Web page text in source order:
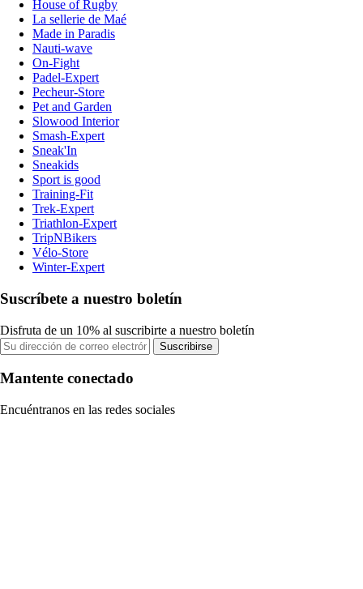
House of Rugby
La sellerie de Maé
Made in Paradis
Nauti-wave
On-Fight
Padel-Expert
Pecheur-Store
Pet and Garden
Slowood Interior
Smash-Expert
Sneak'In
Sneakids
Sport is good
Training-Fit
Trek-Expert
Triathlon-Expert
TripNBikers
Vélo-Store
Winter-Expert
Suscríbete a nuestro boletín
Disfruta de un 10% al suscribirte a nuestro boletín
Suscribirse
Mantente conectado
Encuéntranos en las redes sociales